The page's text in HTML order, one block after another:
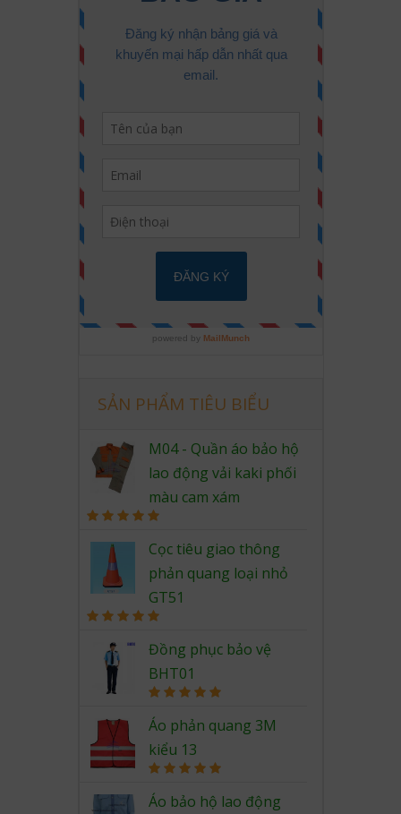
SẢN PHẨM TIÊU BIỂU
M04 - Quần áo bảo hộ
lao động vải kaki phối
màu cam xám
out of 5
Cọc tiêu giao thông
phản quang loại nhỏ
GT51
out of 5
Đồng phục bảo vệ
BHT01
out of 5
Áo phản quang 3M
kiểu 13
out of 5
Áo bảo hộ lao động